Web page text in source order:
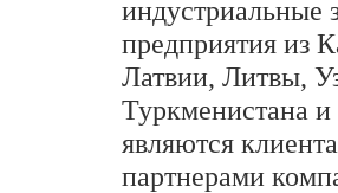
индустриальные
предприятия из
Латвии, Литвы,
Туркменистана и
являются
партнерами